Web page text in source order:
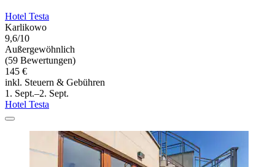
Hotel Testa
Karlikowo
9,6/10
Außergewöhnlich
(59 Bewertungen)
145 €
inkl. Steuern & Gebühren
1. Sept.–2. Sept.
Hotel Testa